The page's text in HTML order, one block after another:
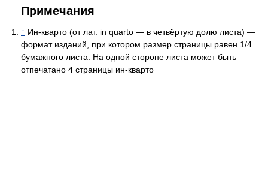
Примечания
↑ Ин-кварто (от лат. in quarto — в четвёртую долю листа) —
формат изданий, при котором размер страницы равен 1/4
бумажного листа. На одной стороне листа может быть
отпечатано 4 страницы ин-кварто